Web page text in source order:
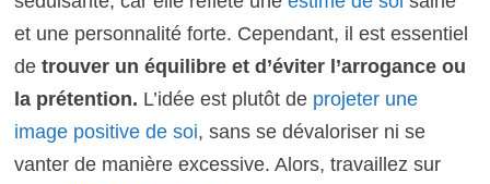
et une personnalité forte. Cependant, il est essentiel
de trouver un équilibre et d’éviter l’arrogance ou
la prétention. L’idée est plutôt de projeter une
image positive de soi, sans se dévaloriser ni se
vanter de manière excessive. Alors, travaillez sur